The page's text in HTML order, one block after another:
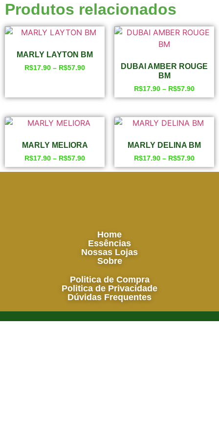
Produtos relacionados
MARLY LAYTON BM
R$17.90 – R$57.90
DUBAI AMBER ROUGE
BM
R$17.90 – R$57.90
MARLY MELIORA
R$17.90 – R$57.90
MARLY DELINA BM
R$17.90 – R$57.90
Home
Essências
Nossas Lojas
Sobre
Politica de Compra
Politica de Privacidade
Dúvidas Frequentes